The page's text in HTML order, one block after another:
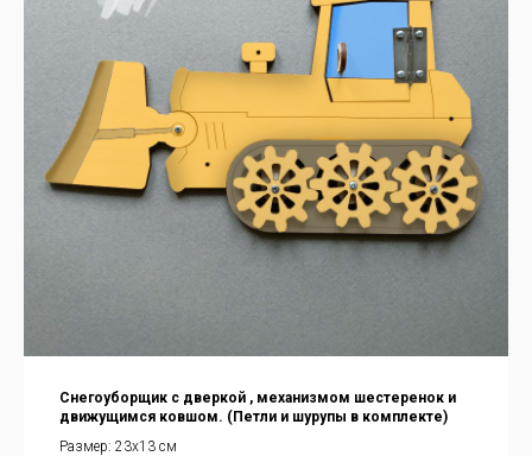
Снегоуборщик с дверкой , механизмом шестеренок и
движущимся ковшом. (Петли и шурупы в комплекте)
Размер: 23х13 см